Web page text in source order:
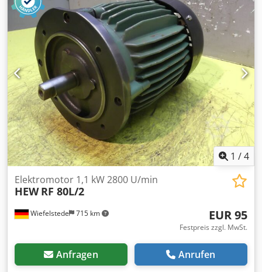
1 /4
Wiefelstede 715 km
Elektromotor 1,1 kW 2800 U/min
HEW RF 80L/2
EUR 95
Festpreis zzgl. MwSt.
Anfragen Anrufen